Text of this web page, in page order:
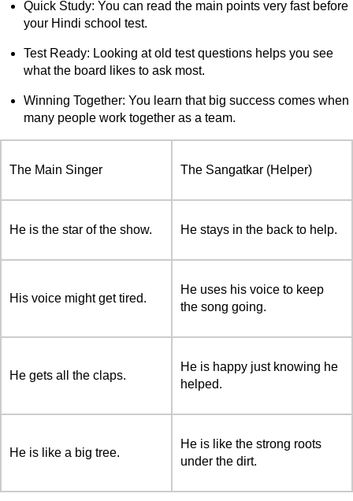
Quick Study: You can read the main points very fast before
your Hindi school test.
Test Ready: Looking at old test questions helps you see
what the board likes to ask most.
Winning Together: You learn that big success comes when
many people work together as a team.
The Main Singer The Sangatkar (Helper)
He is the star of the show. He stays in the back to help.
His voice might get tired.
He uses his voice to keep
the song going.
He gets all the claps.
He is happy just knowing he
helped.
He is like a big tree.
He is like the strong roots
under the dirt.